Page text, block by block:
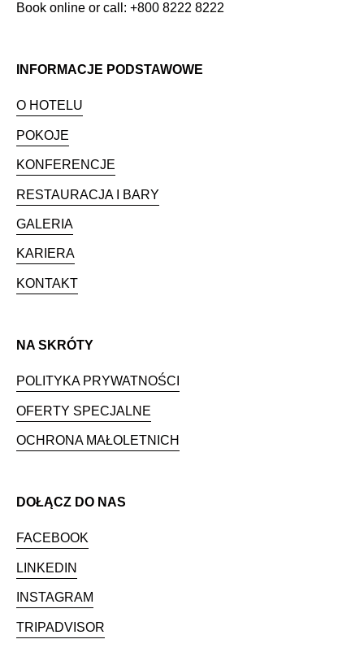
Book online or call: +800 8222 8222
INFORMACJE PODSTAWOWE
O HOTELU
POKOJE
KONFERENCJE
RESTAURACJA I BARY
GALERIA
KARIERA
KONTAKT
NA SKRÓTY
POLITYKA PRYWATNOŚCI
OFERTY SPECJALNE
OCHRONA MAŁOLETNICH
DOŁĄCZ DO NAS
FACEBOOK
LINKEDIN
INSTAGRAM
TRIPADVISOR